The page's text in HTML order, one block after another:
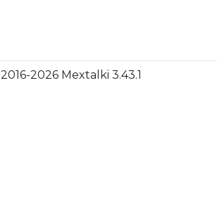
2016-2026 Mextalki 3.43.1